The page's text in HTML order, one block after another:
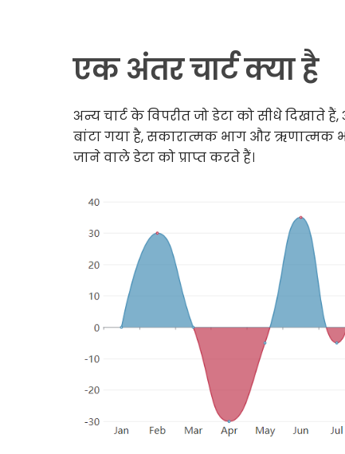
एक अंतर चार्ट क्या है
अन्य चार्ट के विपरीत जो डेटा को सीधे दिखाते
बांटा गया है, सकारात्मक भाग और ऋणात्मक
जाने वाले डेटा को प्राप्त करते हैं।